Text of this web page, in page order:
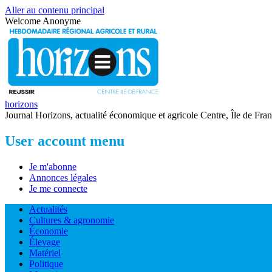
Aller au contenu principal
Welcome Anonyme
horizons
Journal Horizons, actualité économique et agricole Centre, Île de
User account menu
Je m'abonne
Annonces légales
Je me connecte
Actualités
Cultures & agronomie
Économie
Élevage
Matériel
Politique